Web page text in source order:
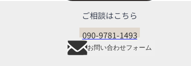
ご相談はこちら
090-9781-1493
お問い合わせフォーム